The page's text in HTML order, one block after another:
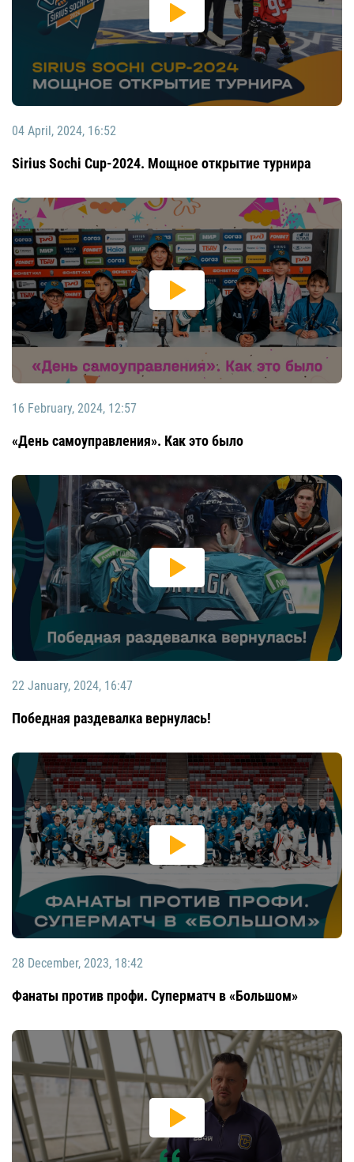
04 April, 2024, 16:52
Sirius Sochi Cup-2024. Мощное открытие турнира
16 February, 2024, 12:57
«День самоуправления». Как это было
22 January, 2024, 16:47
Победная раздевалка вернулась!
28 December, 2023, 18:42
Фанаты против профи. Суперматч в «Большом»